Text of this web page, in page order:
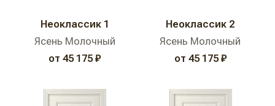
Неоклассик 1
Ясень Молочный
от 45 175 ₽
Неоклассик 2
Ясень Молочный
от 45 175 ₽